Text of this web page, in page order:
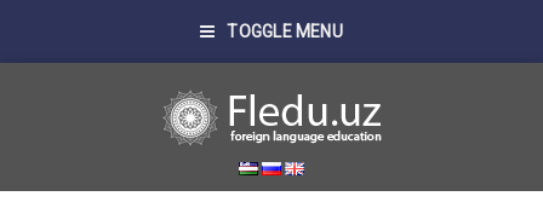
TOGGLE MENU